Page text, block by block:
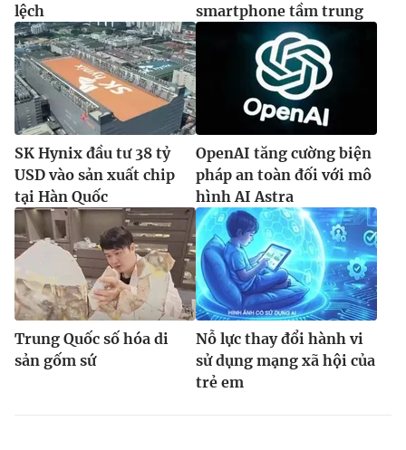
lệch
smartphone tầm trung
SK Hynix đầu tư 38 tỷ
USD vào sản xuất chip
tại Hàn Quốc
OpenAI tăng cường biện
pháp an toàn đối với mô
hình AI Astra
Trung Quốc số hóa di
sản gốm sứ
Nỗ lực thay đổi hành vi
sử dụng mạng xã hội của
trẻ em